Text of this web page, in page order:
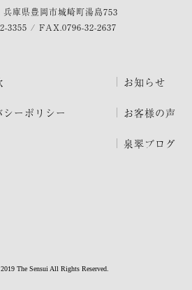
兵庫県豊岡市城崎町湯島753
3355 / FAX.0796-32-2637
シーポリシー
お知らせ
お客様の声
泉翠ブログ
The Sensui All Rights Reserved.